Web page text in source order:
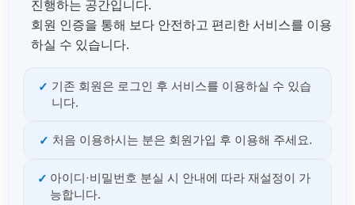
진행하는 공간입니다.
회원 인증을 통해 보다 안전하고 편리한 서비스를 이용
하실 수 있습니다.
✓ 기존 회원은 로그인 후 서비스를 이용하실 수 있습
니다.
✓ 처음 이용하시는 분은 회원가입 후 이용해 주세요.
✓ 아이디·비밀번호 분실 시 안내에 따라 재설정이 가
능합니다.